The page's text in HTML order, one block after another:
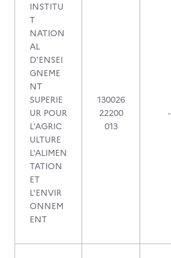
INSTITU
T
NATION
AL
D'ENSEI
GNEME
NT
SUPERIE
UR POUR
L'AGRIC
ULTURE
L'ALIMEN
TATION
ET
L'ENVIR
ONNEM
ENT
130026
22200
013
-